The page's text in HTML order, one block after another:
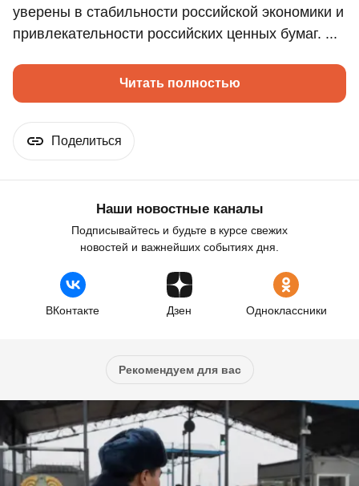
уверены в стабильности российской экономики и
привлекательности российских ценных бумаг. ...
Читать полностью
Поделиться
Наши новостные каналы
Подписывайтесь и будьте в курсе свежих
новостей и важнейших событиях дня.
ВКонтакте Дзен Одноклассники
Рекомендуем для вас